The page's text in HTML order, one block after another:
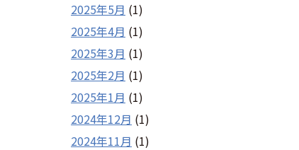
2025年5月 (1)
2025年4月 (1)
2025年3月 (1)
2025年2月 (1)
2025年1月 (1)
2024年12月 (1)
2024年11月 (1)